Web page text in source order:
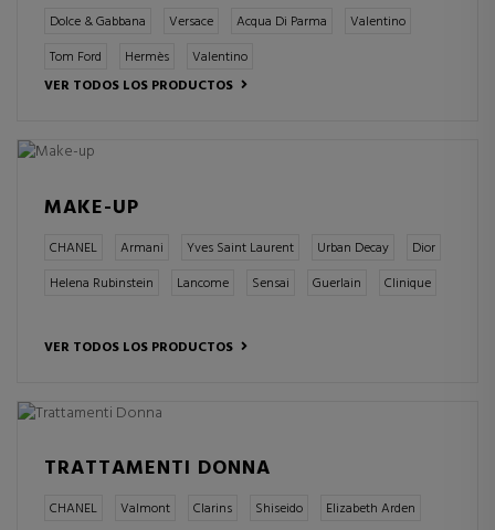
Dolce & Gabbana
Versace Acqua Di Parma
Valentino
Tom Ford
Hermès
Valentino
VER TODOS LOS PRODUCTOS
MAKE-UP
CHANEL Armani Yves Saint Laurent Urban Decay
Dior
Helena Rubinstein
Lancome Sensai Guerlain Clinique
VER TODOS LOS PRODUCTOS
TRATTAMENTI DONNA
CHANEL Valmont Clarins Shiseido
Elizabeth Arden